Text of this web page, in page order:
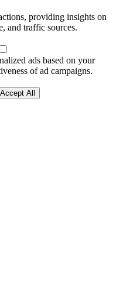
providing insights on
and traffic sources.
ads based on your
of ad campaigns.
Accept All